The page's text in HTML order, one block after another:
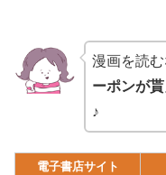
漫画を読む
ーポンが
♪
電子書店サイト